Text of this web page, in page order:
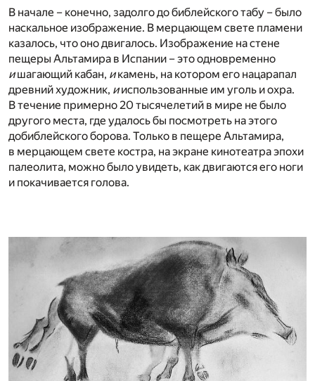
В начале – конечно, задолго до библейского табу – было
наскальное изображение. В мерцающем свете пламени
казалось, что оно двигалось. Изображение на стене
пещеры Альтамира в Испании – это одновременно
ишагающий кабан, икамень, на котором его нацарапал
древний художник, ииспользованные им уголь и охра.
В течение примерно 20 тысячелетий в мире не было
другого места, где удалось бы посмотреть на этого
добиблейского борова. Только в пещере Альтамира,
в мерцающем свете костра, на экране кинотеатра эпохи
палеолита, можно было увидеть, как двигаются его ноги
и покачивается голова.